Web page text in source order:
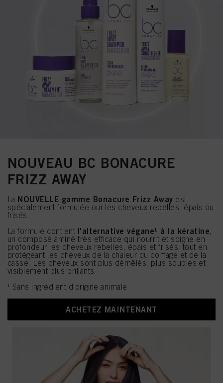
NOUVEAU BC BONACURE
FRIZZ AWAY
La NOUVELLE gamme Bonacure Frizz Away est
spécialement formulée our les cheveux rebelles, épais ou
frisés.
La formule contient l'alternative végane¹ à la kératine,
un composé aminé très efficace qui nourrit et soigne en
profondeur les cheveux rebelles, épais et frisés, tout en
protégeant les cheveux de la chaleur du coiffage et de la
casse. Les cheveux sont plus démêlés, plus souples et
visiblement plus brillants.
¹ Sans ingrédient d'origine animale
ACHETEZ MAINTENANT